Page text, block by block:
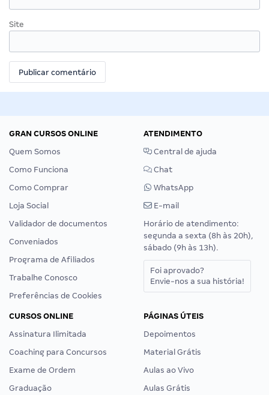
Site
GRAN CURSOS ONLINE
Quem Somos
Como Funciona
Como Comprar
Loja Social
Validador de documentos
Conveniados
Programa de Afiliados
Trabalhe Conosco
Preferências de Cookies
ATENDIMENTO
Central de ajuda
Chat
WhatsApp
E-mail
Horário de atendimento:
segunda a sexta (8h às 20h),
sábado (9h às 13h).
Foi aprovado?
Envie-nos a sua história!
CURSOS ONLINE
Assinatura Ilimitada
Coaching para Concursos
Exame de Ordem
Graduação
PÁGINAS ÚTEIS
Depoimentos
Material Grátis
Aulas ao Vivo
Aulas Grátis